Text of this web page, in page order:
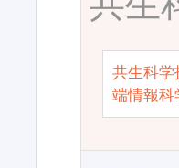
共生科
端情報科